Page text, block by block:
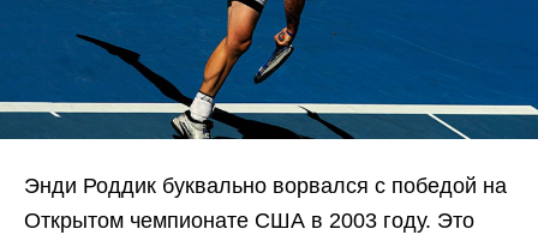
Энди Роддик буквально ворвался с победой на
Открытом чемпионате США в 2003 году. Это